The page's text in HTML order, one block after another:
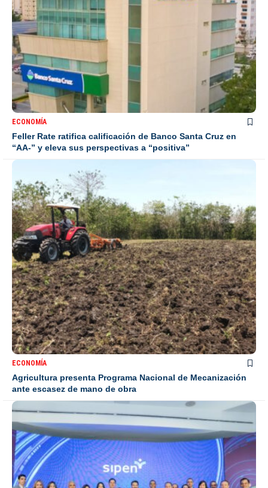
ECONOMÍA
Feller Rate ratifica calificación de Banco Santa Cruz en
“AA-” y eleva sus perspectivas a “positiva”
ECONOMÍA
Agricultura presenta Programa Nacional de Mecanización
ante escasez de mano de obra